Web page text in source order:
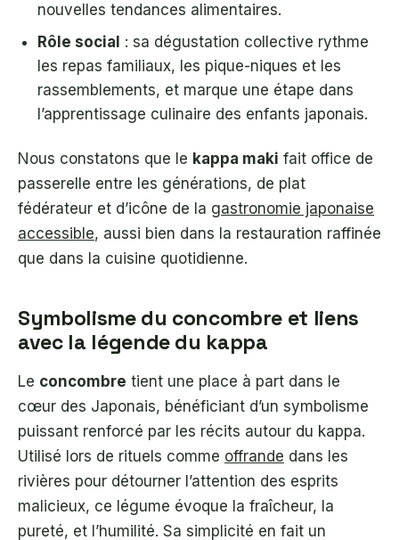
nouvelles tendances alimentaires.
Rôle social : sa dégustation collective rythme
les repas familiaux, les pique-niques et les
rassemblements, et marque une étape dans
l’apprentissage culinaire des enfants japonais.
Nous constatons que le kappa maki fait office de
passerelle entre les générations, de plat
fédérateur et d’icône de la gastronomie japonaise
accessible, aussi bien dans la restauration raffinée
que dans la cuisine quotidienne.
Symbolisme du concombre et liens
avec la légende du kappa
Le concombre tient une place à part dans le
cœur des Japonais, bénéficiant d’un symbolisme
puissant renforcé par les récits autour du kappa.
Utilisé lors de rituels comme offrande dans les
rivières pour détourner l’attention des esprits
malicieux, ce légume évoque la fraîcheur, la
pureté, et l’humilité. Sa simplicité en fait un